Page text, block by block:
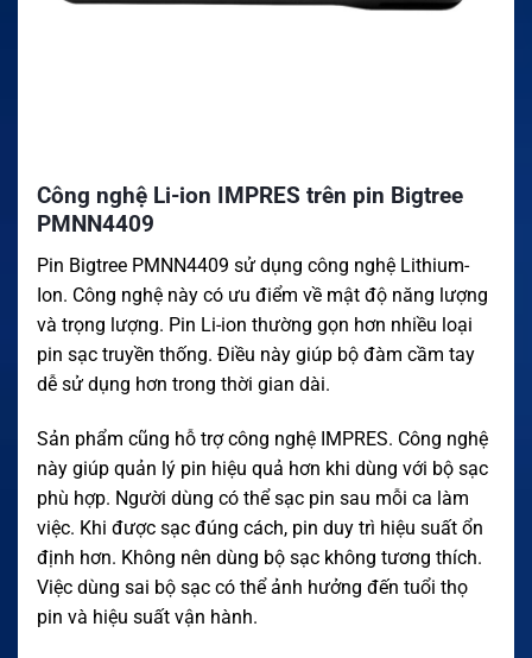
Công nghệ Li-ion IMPRES trên pin Bigtree
PMNN4409
Pin Bigtree PMNN4409 sử dụng công nghệ Lithium-
Ion. Công nghệ này có ưu điểm về mật độ năng lượng
và trọng lượng. Pin Li-ion thường gọn hơn nhiều loại
pin sạc truyền thống. Điều này giúp bộ đàm cầm tay
dễ sử dụng hơn trong thời gian dài.
Sản phẩm cũng hỗ trợ công nghệ IMPRES. Công nghệ
này giúp quản lý pin hiệu quả hơn khi dùng với bộ sạc
phù hợp. Người dùng có thể sạc pin sau mỗi ca làm
việc. Khi được sạc đúng cách, pin duy trì hiệu suất ổn
định hơn. Không nên dùng bộ sạc không tương thích.
Việc dùng sai bộ sạc có thể ảnh hưởng đến tuổi thọ
pin và hiệu suất vận hành.